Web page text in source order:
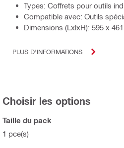
Types: Coffrets pour outils
Compatible avec: Outils
Dimensions (LxlxH): 595 x
PLUS D'INFORMATIONS
Choisir les options
Taille du pack
1 pce(s)